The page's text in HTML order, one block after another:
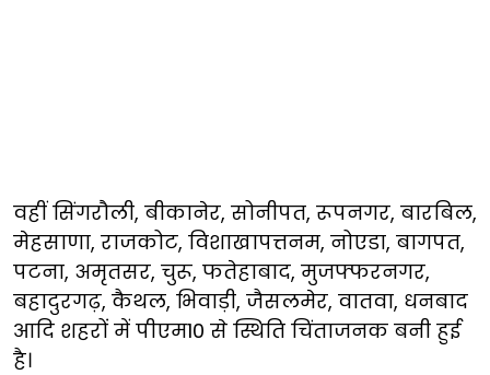
वहीं सिंगरौली, बीकानेर, सोनीपत, रूपनगर, बारबिल,
मेहसाणा, राजकोट, विशाखापत्तनम, नोएडा, बागपत,
पटना, अमृतसर, चुरू, फतेहाबाद, मुजफ्फरनगर,
बहादुरगढ़, कैथल, भिवाड़ी, जैसलमेर, वातवा, धनबाद
आदि शहरों में पीएम10 से स्थिति चिंताजनक बनी हुई
है।